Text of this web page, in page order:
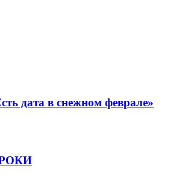
дата в снежном феврале»